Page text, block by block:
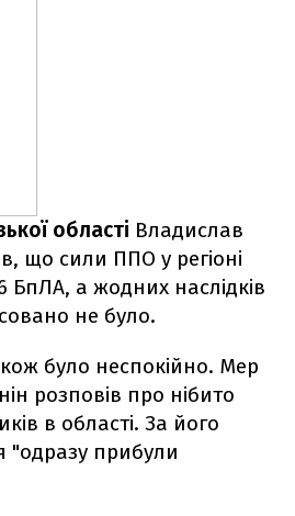
області Владислав
що сили ППО у регіоні
БпЛА, а жодних наслідків
не було.
було неспокійно. Мер
розповів про нібито
в області. За його
"одразу прибули